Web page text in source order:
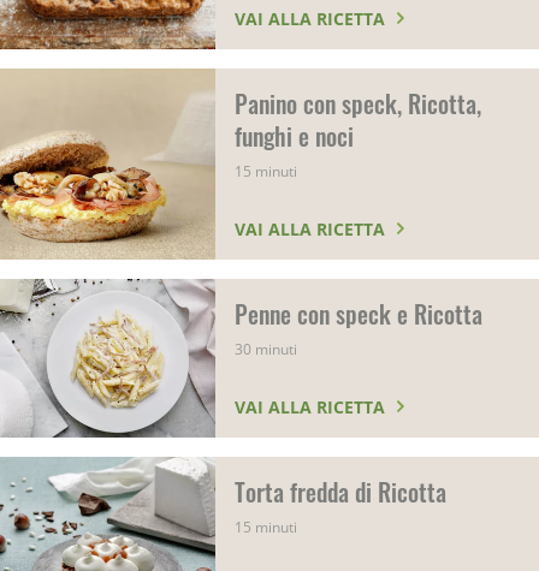
VAI ALLA RICETTA
Panino con speck, Ricotta,
funghi e noci
15 minuti
VAI ALLA RICETTA
Penne con speck e Ricotta
30 minuti
VAI ALLA RICETTA
Torta fredda di Ricotta
15 minuti